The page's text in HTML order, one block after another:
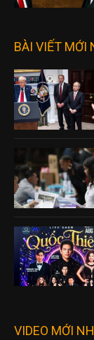
BÀI VIẾT MỚI
VIDEO MỚI